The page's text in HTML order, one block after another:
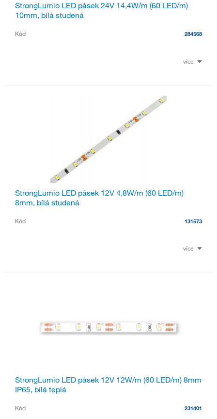
StrongLumio LED pásek 24V 14,4W/m (60 LED/m)
10mm, bílá studená
Kód 284568
více
StrongLumio LED pásek 12V 4,8W/m (60 LED/m)
8mm, bílá studená
Kód 131573
více
StrongLumio LED pásek 12V 12W/m (60 LED/m) 8mm
IP65, bílá teplá
Kód 231401